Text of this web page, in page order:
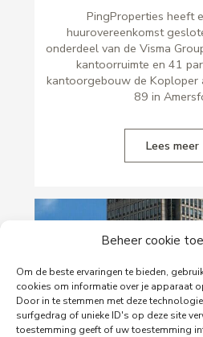
Beheer cookie
Om de beste ervaringen te bieden,
cookies om informatie over je apparaat
Door in te stemmen met deze
surfgedrag of unieke ID's op deze site
toestemming geeft of uw toestemming
PingProperties heeft
huurovereenkomst
onderdeel van de Visma
kantoorruimte en 41
kantoorgebouw de Koploper
89 in
Lees meer